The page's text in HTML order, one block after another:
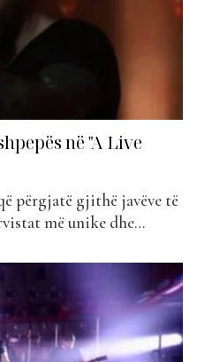
në "A Live
përgjatë gjithë javëve të
më unike dhe
Këtë të shtunë, Eugent
e tij, duke nisur nga